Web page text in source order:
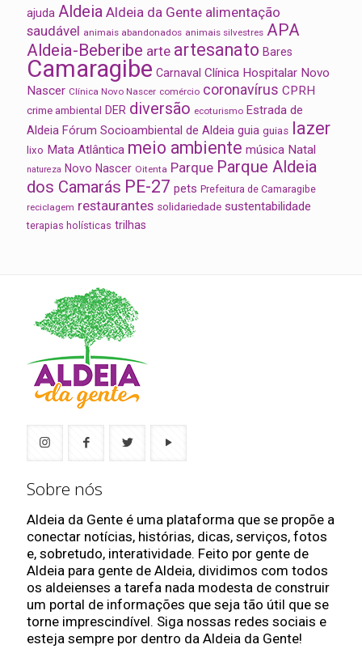
ajuda Aldeia Aldeia da Gente alimentação
saudável animais abandonados animais silvestres APA
Aldeia-Beberibe arte artesanato Bares
Camaragibe Carnaval Clínica Hospitalar Novo
Nascer Clínica Novo Nascer comércio coronavírus CPRH
crime ambiental DER diversão ecoturismo Estrada de
Aldeia Fórum Socioambiental de Aldeia guia guias lazer
lixo Mata Atlântica meio ambiente música Natal
natureza Novo Nascer Oitenta Parque Parque Aldeia
dos Camarás PE-27 pets Prefeitura de Camaragibe
reciclagem restaurantes solidariedade sustentabilidade
terapias holísticas trilhas
Sobre nós
Aldeia da Gente é uma plataforma que se propõe a
conectar notícias, histórias, dicas, serviços, fotos
e, sobretudo, interatividade. Feito por gente de
Aldeia para gente de Aldeia, dividimos com todos
os aldeienses a tarefa nada modesta de construir
um portal de informações que seja tão útil que se
torne imprescindível. Siga nossas redes sociais e
esteja sempre por dentro da Aldeia da Gente!